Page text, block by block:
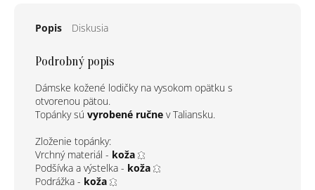
Popis Diskusia
Podrobný popis
Dámske kožené lodičky na vysokom opätku s
otvorenou pätou.
Topánky sú vyrobené ručne v Taliansku.
Zloženie topánky:
Vrchný materiál - koža
Podšívka a výstelka - koža
Podrážka - koža